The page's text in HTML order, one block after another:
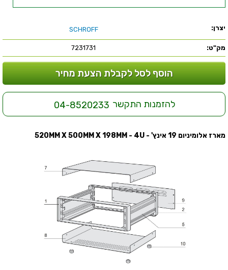
יצרן: SCHROFF
מק"ט: 7231731
הוסף לסל לקבלת הצעת מחיר
להזמנות התקשר 04-8520233
מארז אלומיניום 19 אינץ' - 520MM X 500MM X 198MM - 4U